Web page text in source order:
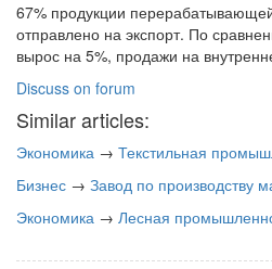
67% продукции
отправлено на экспорт. По
вырос на 5%, продажи на
Discuss on forum
Similar articles:
Экономика → Текстильная
Бизнес → Завод по производству
Экономика → Лесная